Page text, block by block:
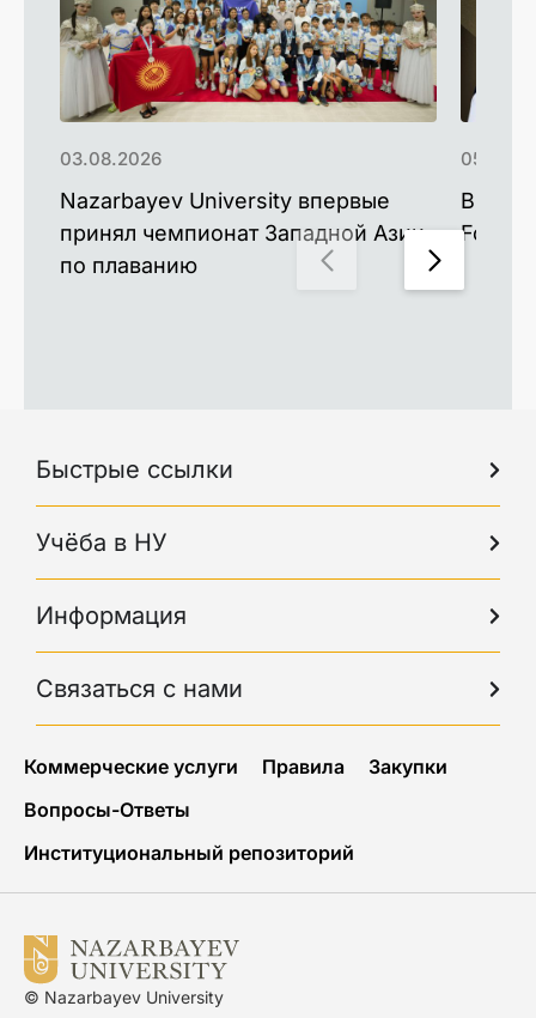
Nazarbayev University впервые
принял чемпионат Западной Азии
по плаванию
03.08.2026
Быстрые ссылки
Учёба в НУ
Информация
Связаться с нами
Коммерческие услуги Правила
Закупки
Вопросы-Ответы
Институциональный репозиторий
© Nazarbayev University